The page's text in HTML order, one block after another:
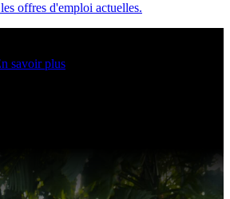
offres d'emploi actuelles.
savoir plus